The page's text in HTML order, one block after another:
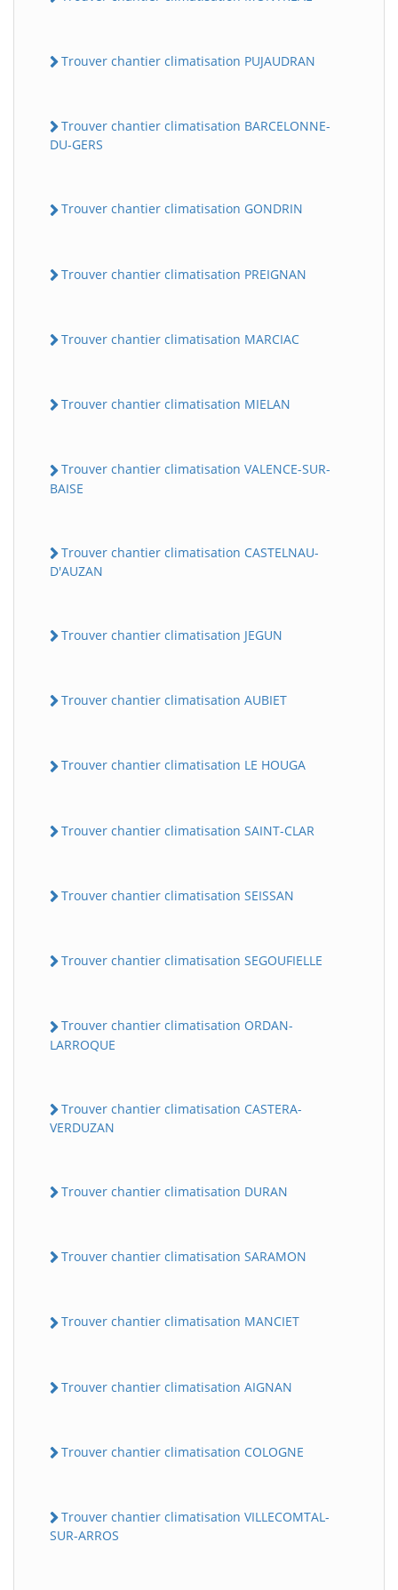
Trouver chantier climatisation PUJAUDRAN
Trouver chantier climatisation BARCELONNE-
DU-GERS
Trouver chantier climatisation GONDRIN
Trouver chantier climatisation PREIGNAN
Trouver chantier climatisation MARCIAC
Trouver chantier climatisation MIELAN
Trouver chantier climatisation VALENCE-SUR-
BAISE
Trouver chantier climatisation CASTELNAU-
D'AUZAN
Trouver chantier climatisation JEGUN
Trouver chantier climatisation AUBIET
Trouver chantier climatisation LE HOUGA
Trouver chantier climatisation SAINT-CLAR
Trouver chantier climatisation SEISSAN
Trouver chantier climatisation SEGOUFIELLE
Trouver chantier climatisation ORDAN-
LARROQUE
Trouver chantier climatisation CASTERA-
VERDUZAN
Trouver chantier climatisation DURAN
Trouver chantier climatisation SARAMON
Trouver chantier climatisation MANCIET
Trouver chantier climatisation AIGNAN
Trouver chantier climatisation COLOGNE
Trouver chantier climatisation VILLECOMTAL-
SUR-ARROS